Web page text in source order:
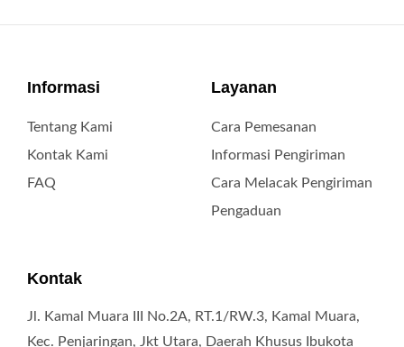
Informasi
Tentang Kami
Kontak Kami
FAQ
Layanan
Cara Pemesanan
Informasi Pengiriman
Cara Melacak Pengiriman
Pengaduan
Kontak
Jl. Kamal Muara III No.2A, RT.1/RW.3, Kamal Muara,
Kec. Penjaringan, Jkt Utara, Daerah Khusus Ibukota